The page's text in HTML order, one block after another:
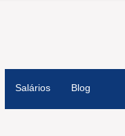
Salários Blog